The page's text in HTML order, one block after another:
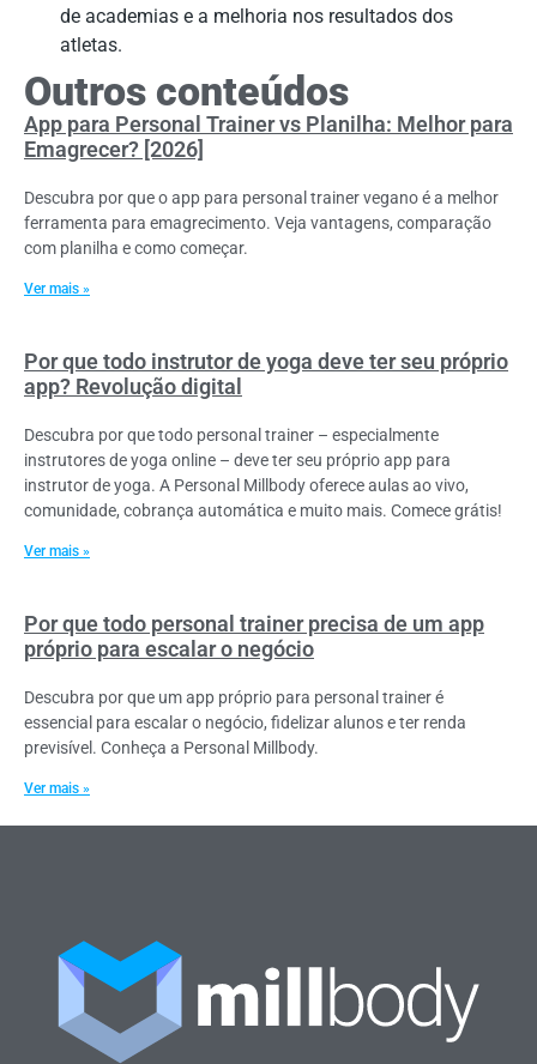
de academias e a melhoria nos resultados dos
atletas.
Outros conteúdos
App para Personal Trainer vs Planilha: Melhor para
Emagrecer? [2026]
Descubra por que o app para personal trainer vegano é a melhor
ferramenta para emagrecimento. Veja vantagens, comparação
com planilha e como começar.
Ver mais »
Por que todo instrutor de yoga deve ter seu próprio
app? Revolução digital
Descubra por que todo personal trainer – especialmente
instrutores de yoga online – deve ter seu próprio app para
instrutor de yoga. A Personal Millbody oferece aulas ao vivo,
comunidade, cobrança automática e muito mais. Comece grátis!
Ver mais »
Por que todo personal trainer precisa de um app
próprio para escalar o negócio
Descubra por que um app próprio para personal trainer é
essencial para escalar o negócio, fidelizar alunos e ter renda
previsível. Conheça a Personal Millbody.
Ver mais »